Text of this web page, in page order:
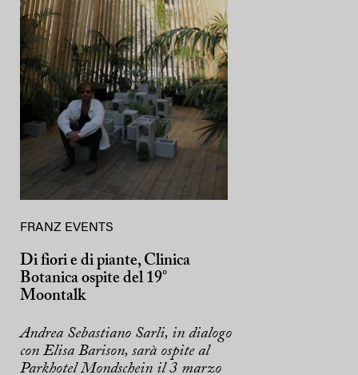
FRANZ EVENTS
Di fiori e di piante, Clinica
Botanica ospite del 19°
Moontalk
Andrea Sebastiano Sarli, in dialogo
con Elisa Barison, sarà ospite al
Parkhotel Mondschein il 3 marzo